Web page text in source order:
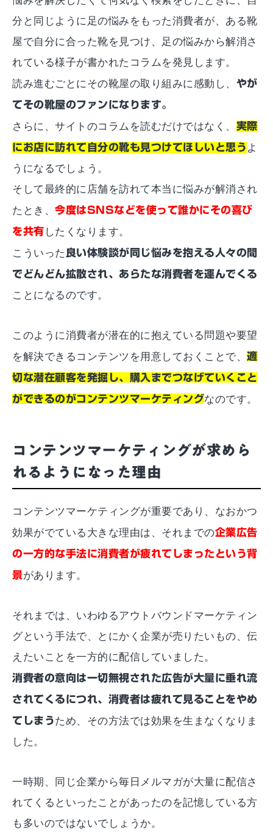
分と同じように足の悩みをもった消費者が、ある靴
屋で自分に合った靴を見つけ、足の悩みから解消さ
れている様子が書かれたコラムを発見します。
読み進むごとにその靴屋の取り組みに感動し、 やが
てその靴屋のファンになります。
さらに、サイトのコラムを読むだけではなく、 実際
にお店に訪れて自分の靴も見つけてほしいと思う よ
うになるでしょう。
そして最終的に店舗を訪れて本当に悩みが解消され
たとき、今度はSNSなどを使って誰かにその喜び
を共有 したくなります。
こういった 良い体験談が同じ悩みを抱える人々の間
でどんどん拡散され、あらたな消費者を運んでくる
ことになるのです。
このように消費者が潜在的に抱えている問題や要望
を解決できるコンテンツを用意しておくことで、適
切な潜在顧客を発掘し、購入までつなげていくこと
ができるのがコンテンツマーケティングなのです。
コンテンツマーケティングが求めら
れるようになった理由
コンテンツマーケティングが重要であり、なおかつ
効果がでている大きな理由は、それまでの企業広告
の一方的な手法に消費者が疲れてしまったという背
景があります。
それまでは、いわゆるアウトバウンドマーケティン
グという手法で、とにかく企業が売りたいもの、伝
えたいことを一方的に配信していました。
消費者の意向は一切無視された広告が大量に垂れ流
されてくるにつれ、消費者は疲れて見ることをやめ
てしまうため、その方法では効果を生まなくなりま
した。
一時期、同じ企業から毎日メルマガが大量に配信さ
れてくるといったことがあったのを記憶している方
も多いのではないでしょうか。